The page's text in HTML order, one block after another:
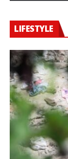
LIFESTYLE